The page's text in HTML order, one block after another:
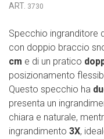
ART. 3730
Specchio ingranditore
con doppio braccio
cm e di un pratico
posizionamento
Questo specchio ha
presenta un
chiara e naturale,
ingrandimento 3X,